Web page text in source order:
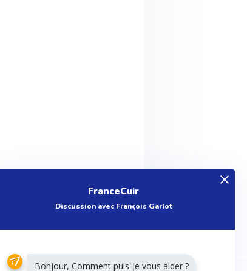
FranceCuir
Discussion avec François Garlot
Bonjour, Comment puis-je vous aider ?